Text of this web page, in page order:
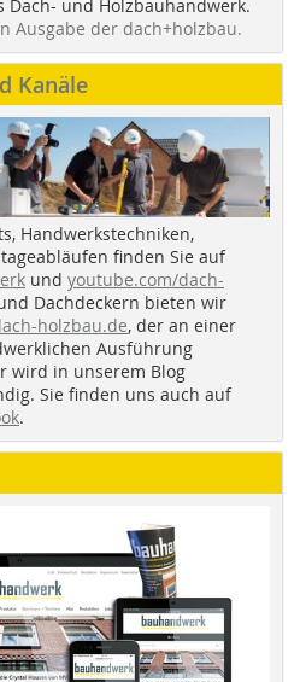
Dach- und Holzbauhandwerk.
Ausgabe der dach+holzbau.
Kanäle
Handwerkstechniken,
finden Sie auf
und youtube.com/dach-
Dachdeckern bieten wir
holzbau.de, der an einer
Ausführung
wird in unserem Blog
Sie finden uns auch auf
.